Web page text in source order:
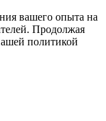
вашего опыта на
Продолжая
политикой